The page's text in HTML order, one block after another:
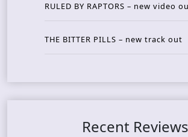
RULED BY RAPTORS – new video
THE BITTER PILLS – new track out
Recent Reviews